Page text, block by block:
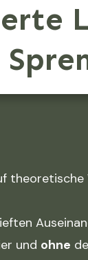
theoretische
und ohne